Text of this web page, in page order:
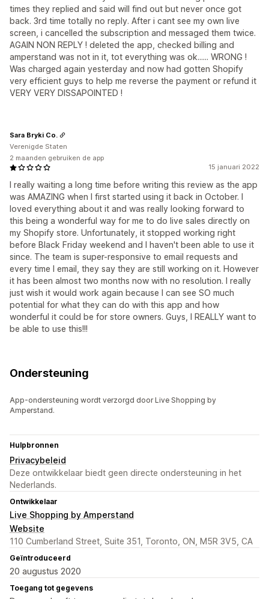
times they replied and said will find out but never once got
back. 3rd time totally no reply. After i cant see my own live
screen, i cancelled the subscription and messaged them twice.
AGAIN NON REPLY ! deleted the app, checked billing and
amperstand was not in it, tot everything was ok...... WRONG !
Was charged again yesterday and now had gotten Shopify
very efficient guys to help me reverse the payment or refund it
VERY VERY DISSAPOINTED !
15 januari 2022
I really waiting a long time before writing this review as the app
was AMAZING when I first started using it back in October. I
loved everything about it and was really looking forward to
this being a wonderful way for me to do live sales directly on
my Shopify store. Unfortunately, it stopped working right
before Black Friday weekend and I haven't been able to use it
since. The team is super-responsive to email requests and
every time I email, they say they are still working on it. However
it has been almost two months now with no resolution. I really
just wish it would work again because I can see SO much
potential for what they can do with this app and how
wonderful it could be for store owners. Guys, I REALLY want to
be able to use this!!!
Sara Bryki Co.
Verenigde Staten
2 maanden gebruiken de app
Ondersteuning
App-ondersteuning wordt verzorgd door Live Shopping by
Amperstand.
Hulpbronnen
Privacybeleid
Deze ontwikkelaar biedt geen directe ondersteuning in het
Nederlands.
Ontwikkelaar
Live Shopping by Amperstand
Website
110 Cumberland Street, Suite 351, Toronto, ON, M5R 3V5, CA
Geïntroduceerd
20 augustus 2020
Toegang tot gegevens